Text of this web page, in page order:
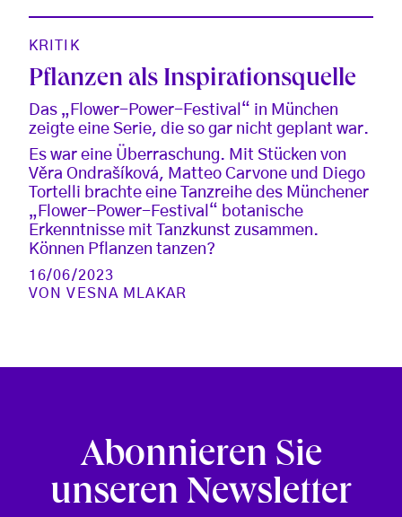
KRITIK
Pflanzen als Inspirationsquelle
Das „Flower-Power-Festival“ in München
zeigte eine Serie, die so gar nicht geplant war.
Es war eine Überraschung. Mit Stücken von
Věra Ondrašíková, Matteo Carvone und Diego
Tortelli brachte eine Tanzreihe des Münchener
„Flower-Power-Festival“ botanische
Erkenntnisse mit Tanzkunst zusammen.
Können Pflanzen tanzen?
16/06/2023
VONVESNA MLAKAR
Abonnieren Sie
unseren Newsletter